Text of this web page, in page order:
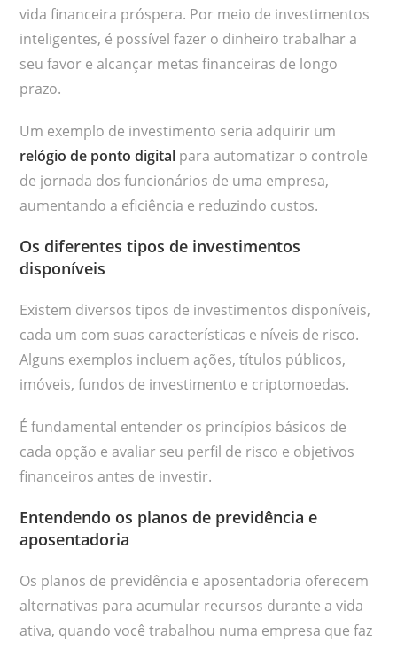
vida financeira próspera. Por meio de investimentos
inteligentes, é possível fazer o dinheiro trabalhar a
seu favor e alcançar metas financeiras de longo
prazo.
Um exemplo de investimento seria adquirir um
relógio de ponto digital para automatizar o controle
de jornada dos funcionários de uma empresa,
aumentando a eficiência e reduzindo custos.
Os diferentes tipos de investimentos
disponíveis
Existem diversos tipos de investimentos disponíveis,
cada um com suas características e níveis de risco.
Alguns exemplos incluem ações, títulos públicos,
imóveis, fundos de investimento e criptomoedas.
É fundamental entender os princípios básicos de
cada opção e avaliar seu perfil de risco e objetivos
financeiros antes de investir.
Entendendo os planos de previdência e
aposentadoria
Os planos de previdência e aposentadoria oferecem
alternativas para acumular recursos durante a vida
ativa, quando você trabalhou numa empresa que faz